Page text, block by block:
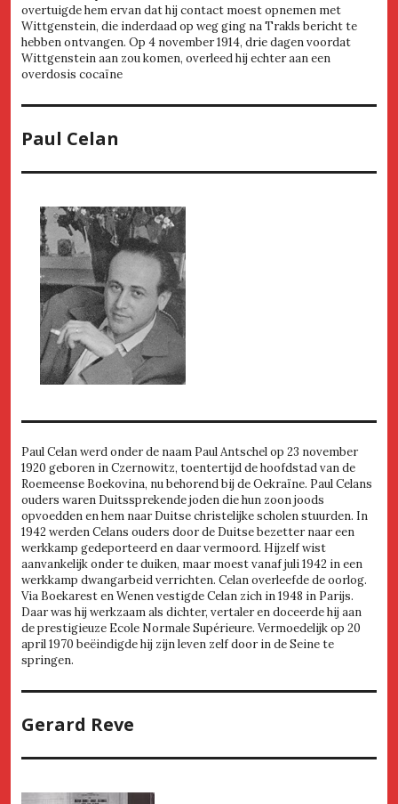
overtuigde hem ervan dat hij contact moest opnemen met
Wittgenstein, die inderdaad op weg ging na Trakls bericht te
hebben ontvangen. Op 4 november 1914, drie dagen voordat
Wittgenstein aan zou komen, overleed hij echter aan een
overdosis cocaïne
Paul Celan
Paul Celan werd onder de naam Paul Antschel op 23 november
1920 geboren in Czernowitz, toentertijd de hoofdstad van de
Roemeense Boekovina, nu behorend bij de Oekraïne. Paul Celans
ouders waren Duitssprekende joden die hun zoon joods
opvoedden en hem naar Duitse christelijke scholen stuurden. In
1942 werden Celans ouders door de Duitse bezetter naar een
werkkamp gedeporteerd en daar vermoord. Hijzelf wist
aanvankelijk onder te duiken, maar moest vanaf juli 1942 in een
werkkamp dwangarbeid verrichten. Celan overleefde de oorlog.
Via Boekarest en Wenen vestigde Celan zich in 1948 in Parijs.
Daar was hij werkzaam als dichter, vertaler en doceerde hij aan
de prestigieuze Ecole Normale Supérieure. Vermoedelijk op 20
april 1970 beëindigde hij zijn leven zelf door in de Seine te
springen.
Gerard Reve